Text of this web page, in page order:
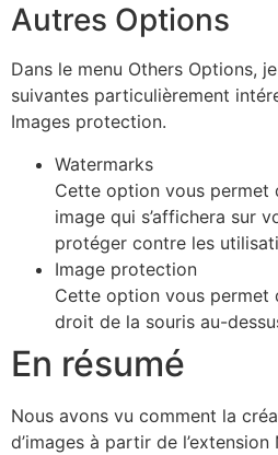
Autres Options
Dans le menu Others Options,
suivantes particulièrement
Images protection.
Watermarks
Cette option vous permet
image qui s’affichera sur
protéger contre les
Image protection
Cette option vous permet
droit de la souris au-
En résumé
Nous avons vu comment la
d’images à partir de